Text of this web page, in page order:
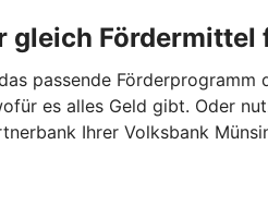
gleich Fördermittel
passende
es alles Geld gibt. Oder
Ihrer Volksbank